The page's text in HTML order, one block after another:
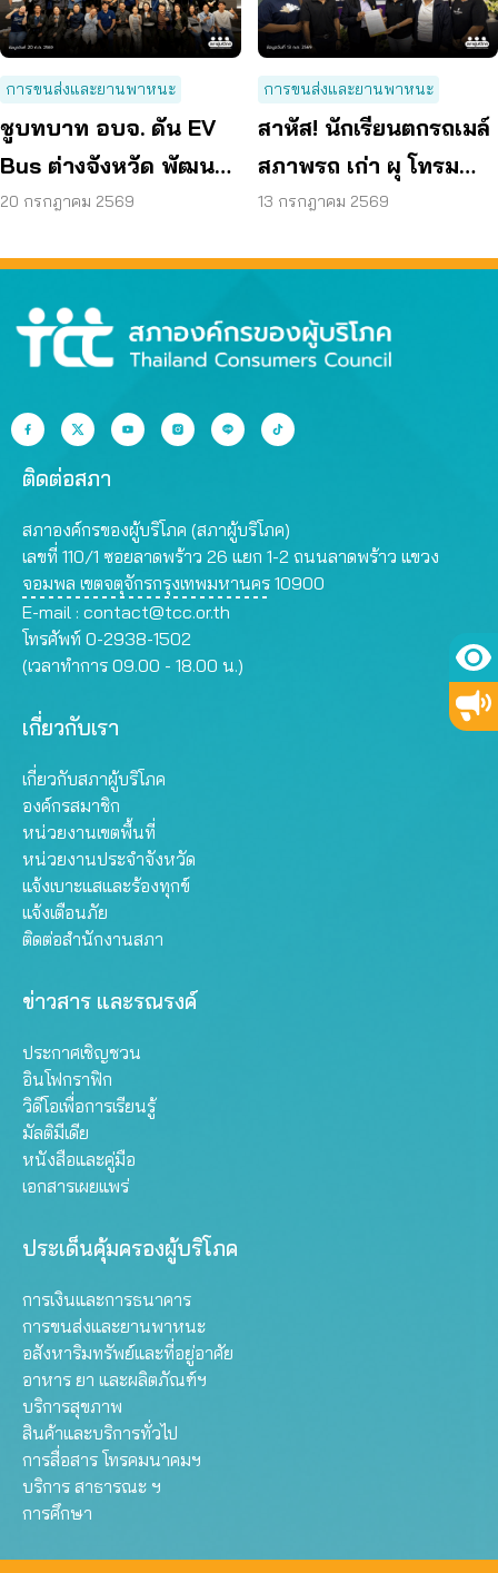
การขนส่งและยานพาหนะ
ชูบทบาท อบจ. ดัน EV
Bus ต่างจังหวัด พัฒนา
ขนส่งสาธารณะไร้รอย
20 กรกฎาคม 2569
การขนส่งและยานพาหนะ
สาหัส! นักเรียนตกรถเมล์
สภาพรถ เก่า ผุ โทรม
ถามหามาตรฐานรถ
13 กรกฎาคม 2569
ติดต่อสภา
สภาองค์กรของผู้บริโภค (สภาผู้บริโภค)
เลขที่ 110/1 ซอยลาดพร้าว 26 แยก 1-2 ถนนลาดพร้าว แขวง
จอมพล เขตจตุจักรกรุงเทพมหานคร 10900
E-mail : contact@tcc.or.th
โทรศัพท์ 0-2938-1502
(เวลาทำการ 09.00 - 18.00 น.)
เกี่ยวกับเรา
เกี่ยวกับสภาผู้บริโภค
องค์กรสมาชิก
หน่วยงานเขตพื้นที่
หน่วยงานประจำจังหวัด
แจ้งเบาะแสและร้องทุกข์
แจ้งเตือนภัย
ติดต่อสำนักงานสภา
ข่าวสาร และรณรงค์
ประกาศเชิญชวน
อินโฟกราฟิก
วิดีโอเพื่อการเรียนรู้
มัลติมีเดีย
หนังสือและคู่มือ
เอกสารเผยแพร่
ประเด็นคุ้มครองผู้บริโภค
การเงินและการธนาคาร
การขนส่งและยานพาหนะ
อสังหาริมทรัพย์และที่อยู่อาศัย
อาหาร ยา และผลิตภัณฑ์ฯ
บริการสุขภาพ
สินค้าและบริการทั่วไป
การสื่อสาร โทรคมนาคมฯ
บริการ สาธารณะ ฯ
การศึกษา